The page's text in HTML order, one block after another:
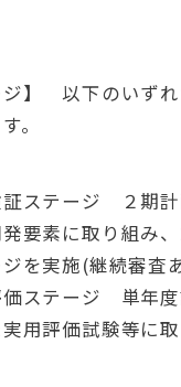
ジ】 以下のいず
。
証ステージ ２期
要素に取り組み
を実施(継続審査
価ステージ 単年
用評価試験等に